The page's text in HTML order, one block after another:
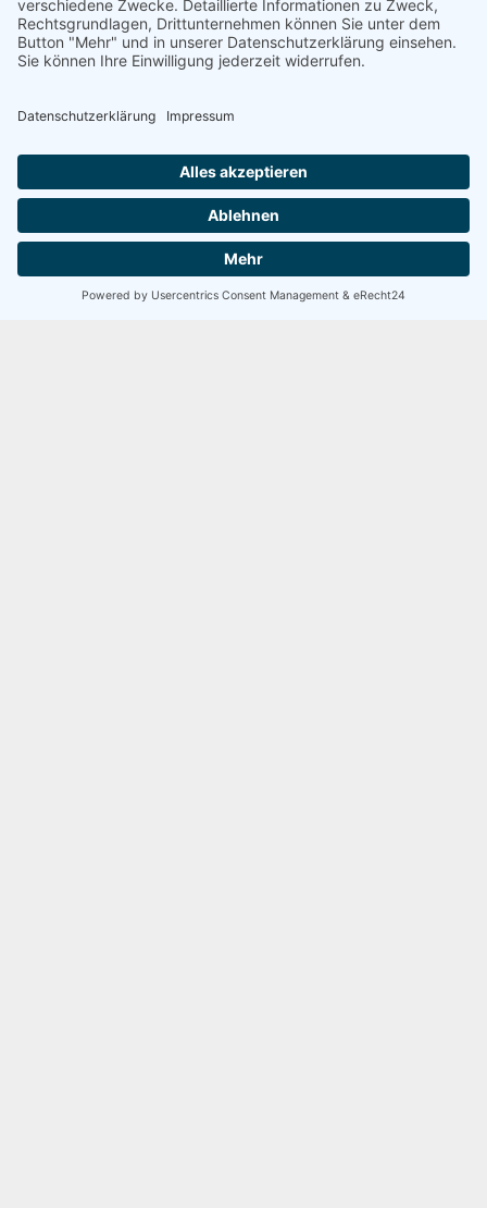
Kein klarer Ansprechpartner für
Alternativen
Viele Unternehmer wissen nicht, welche
Finanzierungsalternativen existieren oder wie diese konkret für
5 / 5
SEHR GUT
100 Bewertungen